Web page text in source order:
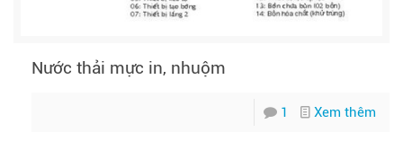
Nước thải mực in, nhuộm
1 Xem thêm